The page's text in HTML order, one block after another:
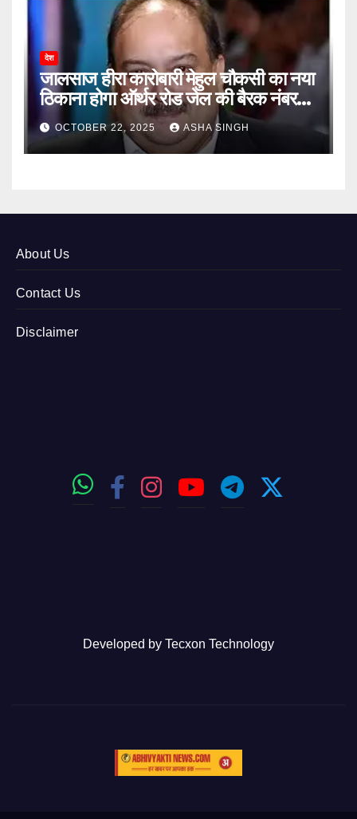
देश
जालसाज हीरा कारोबारी मेहुल चौकसी का नया
ठिकाना होगा ऑर्थर रोड जेल की बैरक नंबर
12OCTOBER 22, 2025 ASHA SINGH
About Us
Contact Us
Disclaimer
Developed by Tecxon Technology